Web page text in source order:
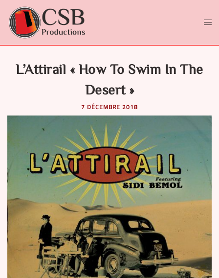
contenu
L’Attirail « How To Swim In The
Desert »
7 DÉCEMBRE 2018